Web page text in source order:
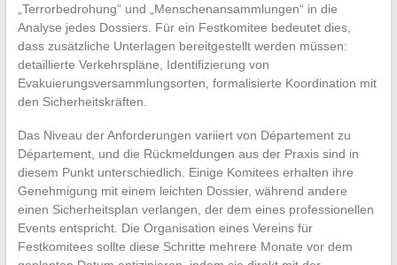
„Terrorbedrohung“ und „Menschenansammlungen“ in die
Analyse jedes Dossiers. Für ein Festkomitee bedeutet dies,
dass zusätzliche Unterlagen bereitgestellt werden müssen:
detaillierte Verkehrspläne, Identifizierung von
Evakuierungsversammlungsorten, formalisierte Koordination mit
den Sicherheitskräften.
Das Niveau der Anforderungen variiert von Département zu
Département, und die Rückmeldungen aus der Praxis sind in
diesem Punkt unterschiedlich. Einige Komitees erhalten ihre
Genehmigung mit einem leichten Dossier, während andere
einen Sicherheitsplan verlangen, der dem eines professionellen
Events entspricht. Die Organisation eines Vereins für
Festkomitees sollte diese Schritte mehrere Monate vor dem